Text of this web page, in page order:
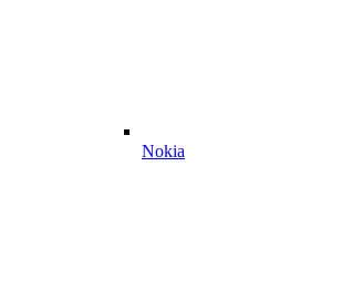
Nokia